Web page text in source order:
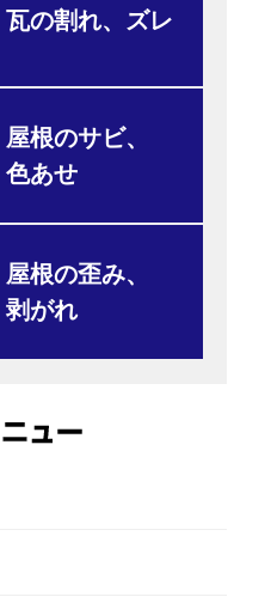
瓦の割れ、ズレ
屋根のサビ、
色あせ
屋根の歪み、
剥がれ